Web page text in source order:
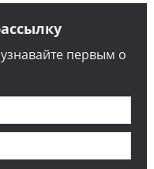
первым о